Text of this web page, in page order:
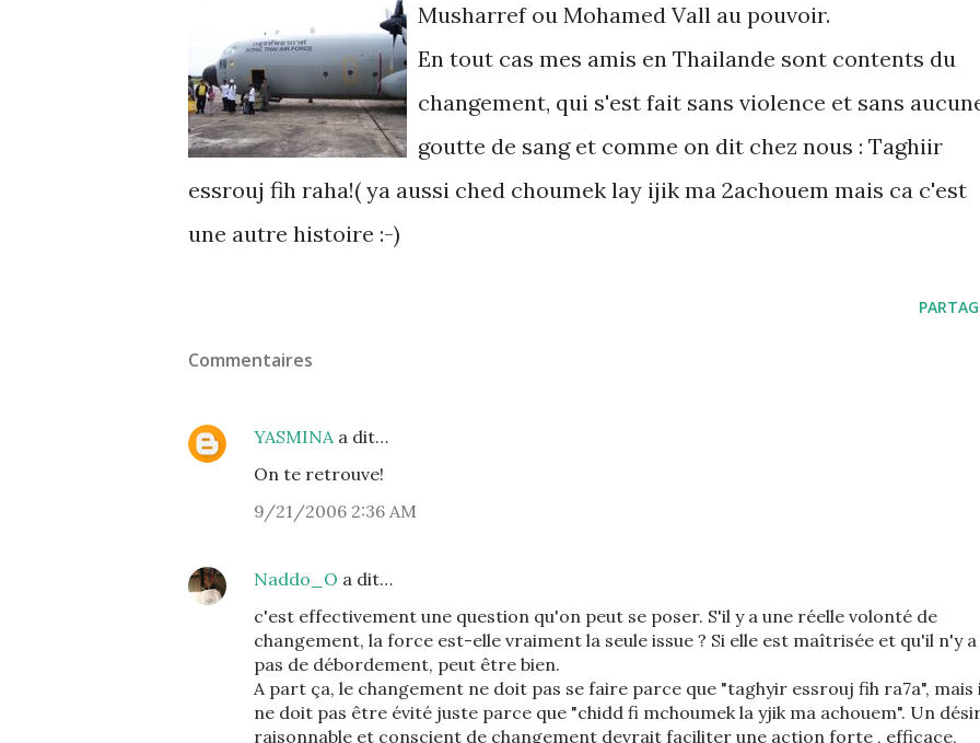
Musharref ou Mohamed Vall au pouvoir.
En tout cas mes amis en Thailande sont contents du
changement, qui s'est fait sans violence et sans
goutte de sang et comme on dit chez nous : Taghiir
essrouj fih raha!( ya aussi ched choumek lay ijik ma 2achouem mais ca c'est
une autre histoire :-)
Commentaires
YASMINAa dit…
On te retrouve!
9/21/2006 2:36 AM
Naddo_O a dit…
c'est effectivement une question qu'on peut se poser. S'il y a une réelle volonté de
changement, la force est-elle vraiment la seule issue ? Si elle est maîtrisée et qu'il n'y a
pas de débordement, peut être bien.
A part ça, le changement ne doit pas se faire parce que "taghyir essrouj fih ra7a", mais
ne doit pas être évité juste parce que "chidd fi mchoumek la yjik ma achouem". Un
raisonnable et conscient de changement devrait faciliter une action forte , efficace,